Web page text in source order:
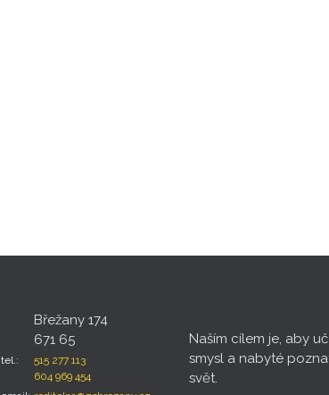
Břežany 174
671 65
tel.:
515 277 113
604 969 454
Naším cílem je, aby
smysl a nabyté
svět.